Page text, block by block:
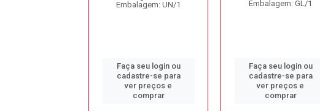
Embalagem: UN/1
Faça seu login ou
cadastre-se para
ver preços e
comprar
Embalagem: GL/1
Faça seu login ou
cadastre-se para
ver preços e
comprar